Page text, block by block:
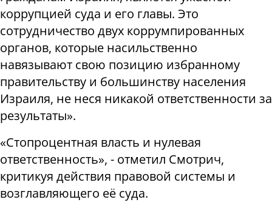
коррупцией суда и его главы. Это
сотрудничество двух коррумпированных
органов, которые насильственно
навязывают свою позицию избранному
правительству и большинству населения
Израиля, не неся никакой ответственности за
результаты».
«Стопроцентная власть и нулевая
ответственность», - отметил Смотрич,
критикуя действия правовой системы и
возглавляющего её суда.